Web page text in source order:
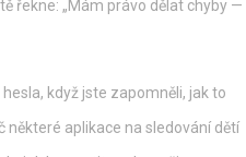
řekne: „Mám právo dělat chyby —
když jste zapomněli, jak to
aplikace na sledování dětí